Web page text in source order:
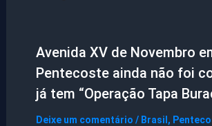
Avenida XV de Novembro
Pentecoste ainda não foi
já tem “Operação Tapa
Deixe um comentário / Brasil ,